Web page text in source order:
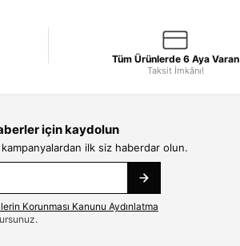
Tüm Ürünlerde 6 Aya Varan
Taksit İmkânı!
için kaydolun
ilk siz haberdar olun.
Korunması Kanunu Aydınlatma